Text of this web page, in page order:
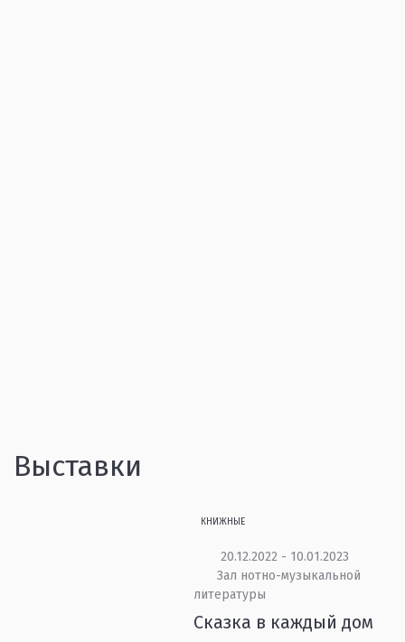
Выставки
КНИЖНЫЕ
20.12.2022 - 10.01.2023
Зал нотно-музыкальной
литературы
Сказка в каждый дом